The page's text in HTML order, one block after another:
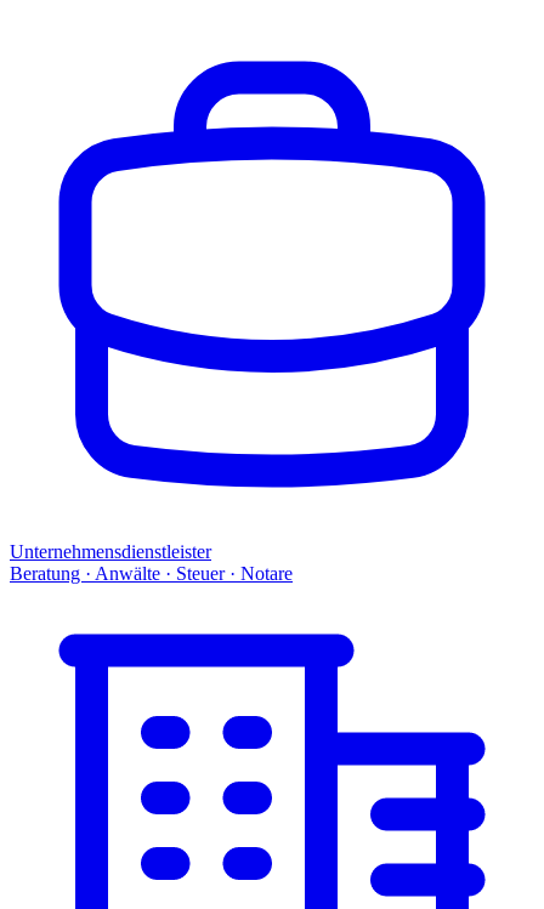
Unternehmensdienstleister
Beratung · Anwälte · Steuer · Notare